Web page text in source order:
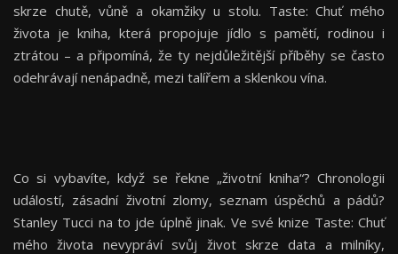
skrze chutě, vůně a okamžiky u stolu. Taste: Chuť mého
života je kniha, která propojuje jídlo s pamětí, rodinou i
ztrátou – a připomíná, že ty nejdůležitější příběhy se často
odehrávají nenápadně, mezi talířem a sklenkou vína.
Co si vybavíte, když se řekne „životní kniha“? Chronologii
událostí, zásadní životní zlomy, seznam úspěchů a pádů?
Stanley Tucci na to jde úplně jinak. Ve své knize Taste: Chuť
mého života nevypráví svůj život skrze data a milníky,